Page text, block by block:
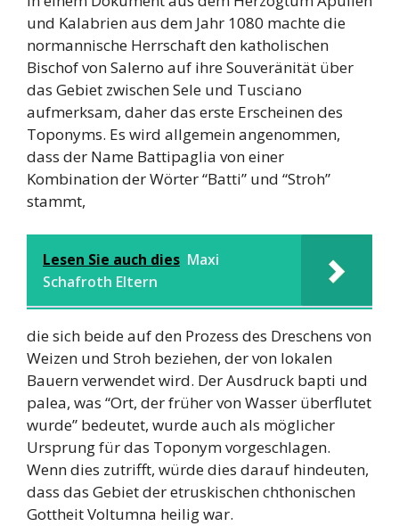
und Kalabrien aus dem Jahr 1080 machte die
normannische Herrschaft den katholischen
Bischof von Salerno auf ihre Souveränität über
das Gebiet zwischen Sele und Tusciano
aufmerksam, daher das erste Erscheinen des
Toponyms. Es wird allgemein angenommen,
dass der Name Battipaglia von einer
Kombination der Wörter “Batti” und “Stroh”
stammt,
Lesen Sie auch dies Maxi
Schafroth Eltern
die sich beide auf den Prozess des Dreschens von
Weizen und Stroh beziehen, der von lokalen
Bauern verwendet wird. Der Ausdruck bapti und
palea, was “Ort, der früher von Wasser überflutet
wurde” bedeutet, wurde auch als möglicher
Ursprung für das Toponym vorgeschlagen.
Wenn dies zutrifft, würde dies darauf hindeuten,
dass das Gebiet der etruskischen chthonischen
Gottheit Voltumna heilig war.